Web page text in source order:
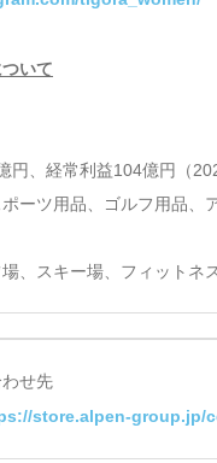
いて
円、経常利益104億円（
ーツ用品、ゴルフ用品、
ー場、フィットネス
せ先
store.alpen-group.jp/